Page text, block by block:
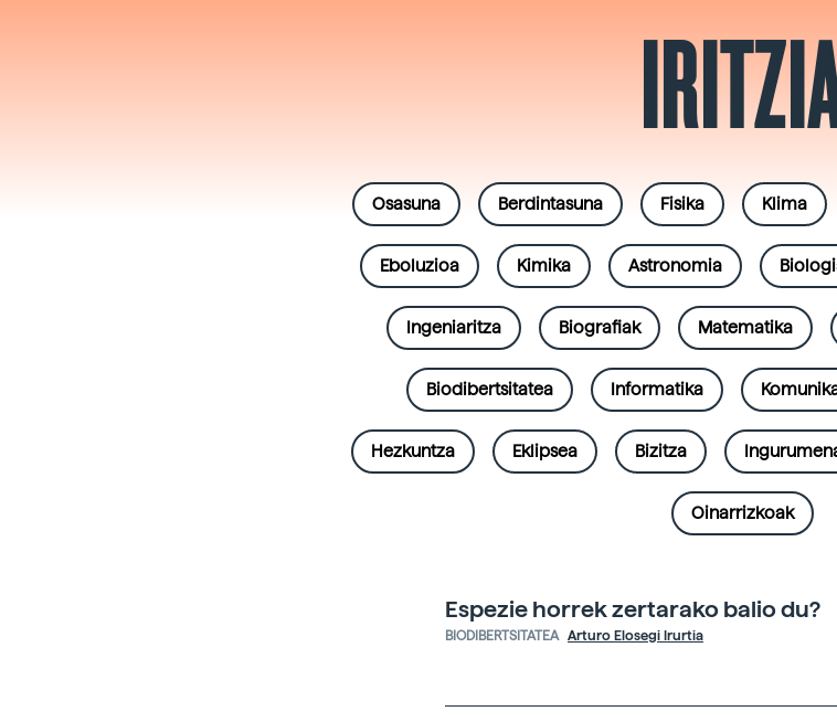
Osasuna Berdintasuna Fisika Klima
Eboluzioa Kimika Astronomia
Ingeniaritza Biografiak Matematika
Biodibertsitatea Informatika
Hezkuntza Eklipsea Bizitza
Oinarrizkoak
Espezie horrek zertarako balio du?
BIODIBERTSITATEA Arturo Elosegi Irurtia